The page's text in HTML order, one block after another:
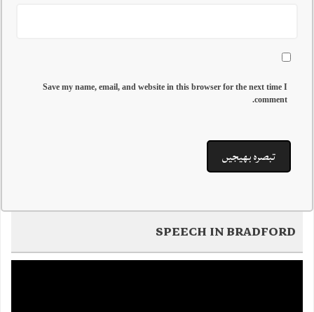
Save my name, email, and website in this browser for the next time I
comment.
SPEECH IN BRADFORD